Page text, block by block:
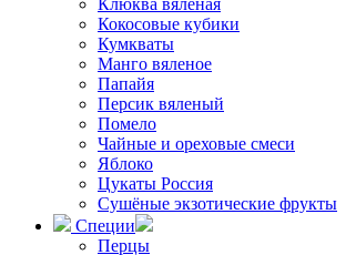
Клюква вяленая
Кокосовые кубики
Кумкваты
Манго вяленое
Папайя
Персик вяленый
Помело
Чайные и ореховые смеси
Яблоко
Цукаты Россия
Сушёные экзотические фрукты
Специи
Перцы